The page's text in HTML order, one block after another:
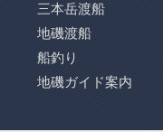
三本岳渡船
地磯渡船
船釣り
地磯ガイド案内